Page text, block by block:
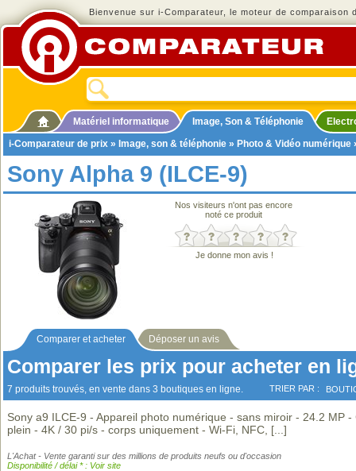
Bienvenue sur i-Comparateur, le moteur de comparaison
Matériel informatique Image, Son & Téléphonie
i-Comparateur de prix » Image, son & téléphonie » Photo & Vidéo numérique
Sony Alpha 9 (ILCE-9)
Nos visiteurs n'ont pas encore
noté ce produit
Je donne mon avis !
Comparer et acheter Déposer un avis
Comparer les prix pour acheter en
7 produits trouvés, en vente dans 3 boutiques en ligne. TRIER PAR :
Sony a9 ILCE-9 - Appareil photo numérique - sans miroir - 24.2 MP -
plein - 4K / 30 pi/s - corps uniquement - Wi-Fi, NFC, [...]
L'Achat - Vente garanti sur des millions de produits neufs ou d'occasion
Disponibilité / délai * : Voir site